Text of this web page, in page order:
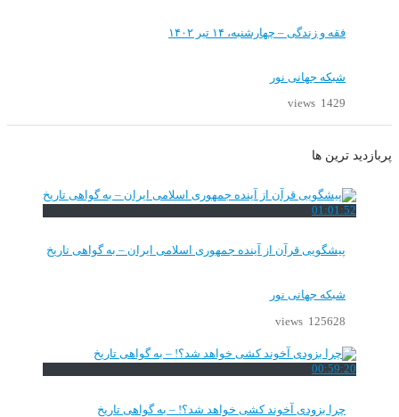
فقه و زندگی – چهارشنبه، ۱۴ تیر ۱۴۰۲
شبکه جهانی نور
1429 views
پربازدید ترین ها
01:01:52
پیشگویی قرآن از آینده جمهوری اسلامی ایران – به گواهی تاریخ
شبکه جهانی نور
125628 views
00:59:20
چرا بزودی آخوند کشی خواهد شد؟! – به گواهی تاریخ